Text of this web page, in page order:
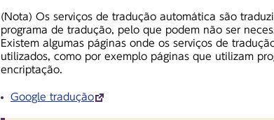
(Nota) Os serviços de tradução automática são
programa de tradução, pelo que podem não ser
Existem algumas páginas onde os serviços de
utilizados, como por exemplo páginas que utilizam
encriptação.
Google tradução